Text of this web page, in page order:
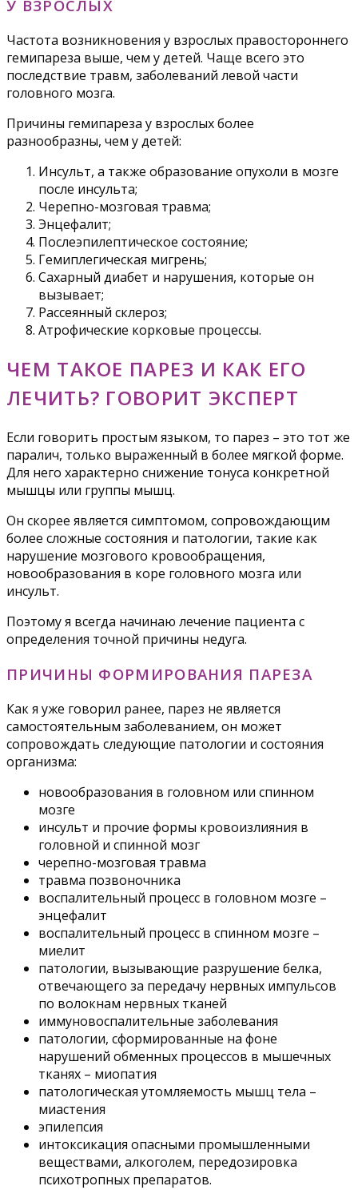
У ВЗРОСЛЫХ
Частота возникновения у взрослых правостороннего
гемипареза выше, чем у детей. Чаще всего это
последствие травм, заболеваний левой части
головного мозга.
Причины гемипареза у взрослых более
разнообразны, чем у детей:
Инсульт, а также образование опухоли в мозге
после инсульта;
Черепно-мозговая травма;
Энцефалит;
Послеэпилептическое состояние;
Гемиплегическая мигрень;
Сахарный диабет и нарушения, которые он
вызывает;
Рассеянный склероз;
Атрофические корковые процессы.
ЧЕМ ТАКОЕ ПАРЕЗ И КАК ЕГО
ЛЕЧИТЬ? ГОВОРИТ ЭКСПЕРТ
Если говорить простым языком, то парез – это тот же
паралич, только выраженный в более мягкой форме.
Для него характерно снижение тонуса конкретной
мышцы или группы мышц.
Он скорее является симптомом, сопровождающим
более сложные состояния и патологии, такие как
нарушение мозгового кровообращения,
новообразования в коре головного мозга или
инсульт.
Поэтому я всегда начинаю лечение пациента с
определения точной причины недуга.
ПРИЧИНЫ ФОРМИРОВАНИЯ ПАРЕЗА
Как я уже говорил ранее, парез не является
самостоятельным заболеванием, он может
сопровождать следующие патологии и состояния
организма:
новообразования в головном или спинном
мозге
инсульт и прочие формы кровоизлияния в
головной и спинной мозг
черепно-мозговая травма
травма позвоночника
воспалительный процесс в головном мозге –
энцефалит
воспалительный процесс в спинном мозге –
миелит
патологии, вызывающие разрушение белка,
отвечающего за передачу нервных импульсов
по волокнам нервных тканей
иммуновоспалительные заболевания
патологии, сформированные на фоне
нарушений обменных процессов в мышечных
тканях – миопатия
патологическая утомляемость мышц тела –
миастения
эпилепсия
интоксикация опасными промышленными
веществами, алкоголем, передозировка
психотропных препаратов.